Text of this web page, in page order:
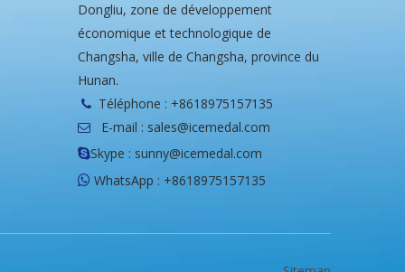
Dongliu, zone de développement
économique et technologique de
Changsha, ville de Changsha, province du
Hunan.
 Téléphone : +8618975157135
 E-mail : sales@icemedal.com
Skype : sunny@icemedal.com
 WhatsApp : +8618975157135